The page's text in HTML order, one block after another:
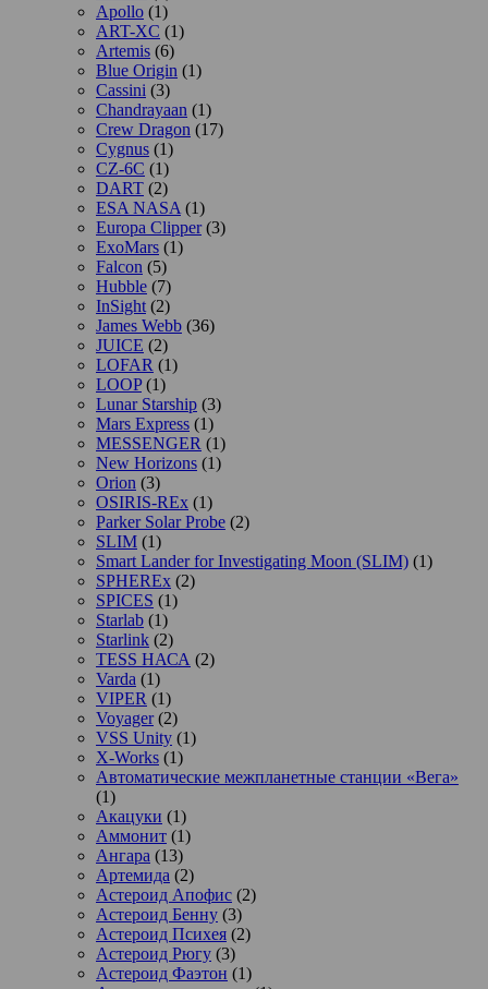
Apollo (1)
ART-XC (1)
Artemis (6)
Blue Origin (1)
Cassini (3)
Chandrayaan (1)
Crew Dragon (17)
Cygnus (1)
CZ-6C (1)
DART (2)
ESA NASA (1)
Europa Clipper(3)
ExoMars (1)
Falcon (5)
Hubble (7)
InSight (2)
James Webb (36)
JUICE (2)
LOFAR (1)
LOOP(1)
Lunar Starship (3)
Mars Express (1)
MESSENGER (1)
New Horizons (1)
Orion (3)
OSIRIS-REx (1)
Parker Solar Probe (2)
SLIM (1)
Smart Lander for Investigating Moon (SLIM) (1)
SPHEREx (2)
SPICES (1)
Starlab (1)
Starlink (2)
TESS НАСА (2)
Varda (1)
VIPER (1)
Voyager(2)
VSS Unity (1)
X-Works (1)
Автоматические межпланетные станции «Вега»
(1)
Акацуки (1)
Аммонит (1)
Ангара (13)
Артемида (2)
Астероид Апофис (2)
Астероид Бенну (3)
Астероид Психея (2)
Астероид Рюгу (3)
Астероид Фаэтон (1)